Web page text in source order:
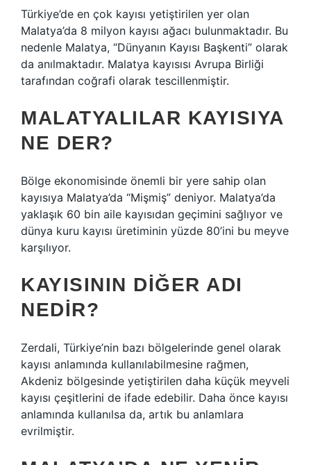
Türkiye’de en çok kayısı yetiştirilen yer olan
Malatya’da 8 milyon kayısı ağacı bulunmaktadır. Bu
nedenle Malatya, “Dünyanın Kayısı Başkenti” olarak
da anılmaktadır. Malatya kayısısı Avrupa Birliği
tarafından coğrafi olarak tescillenmiştir.
MALATYALILAR KAYISIYA
NE DER?
Bölge ekonomisinde önemli bir yere sahip olan
kayısıya Malatya’da “Mişmiş” deniyor. Malatya’da
yaklaşık 60 bin aile kayısıdan geçimini sağlıyor ve
dünya kuru kayısı üretiminin yüzde 80’ini bu meyve
karşılıyor.
KAYISININ DIĞER ADI
NEDIR?
Zerdali, Türkiye’nin bazı bölgelerinde genel olarak
kayısı anlamında kullanılabilmesine rağmen,
Akdeniz bölgesinde yetiştirilen daha küçük meyveli
kayısı çeşitlerini de ifade edebilir. Daha önce kayısı
anlamında kullanılsa da, artık bu anlamlara
evrilmiştir.